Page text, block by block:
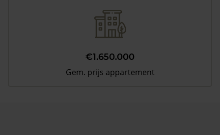
€1.650.000
Gem. prijs appartement